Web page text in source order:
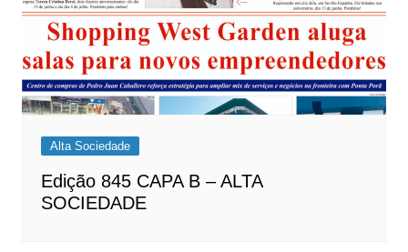
Alta Sociedade
Edição 845 CAPA B – ALTA
SOCIEDADE